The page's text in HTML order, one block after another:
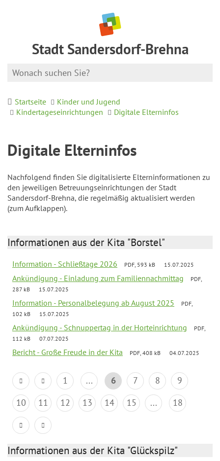
Stadt Sandersdorf-Brehna
Startseite
Kinder und Jugend
Kindertageseinrichtungen
Digitale Elterninfos
Digitale Elterninfos
Nachfolgend finden Sie digitalisierte Elterninformationen zu
den jeweiligen Betreuungseinrichtungen der Stadt
Sandersdorf-Brehna, die regelmäßig aktualisiert werden
(zum Aufklappen).
Informationen aus der Kita "Borstel"
Information - Schließtage 2026 PDF, 593 kB 15.07.2025
Ankündigung - Einladung zum Familiennachmittag
PDF,
287 kB
15.07.2025
Information - Personalbelegung ab August 2025
PDF,
102 kB
15.07.2025
Ankündigung - Schnuppertag in der Horteinrichtung
PDF,
112 kB
07.07.2025
Bericht - Große Freude in der Kita PDF, 408 kB 04.07.2025
1 ... 6 7 8
9
10
11 12 13 14 15 ... 18
Informationen aus der Kita "Glückspilz"